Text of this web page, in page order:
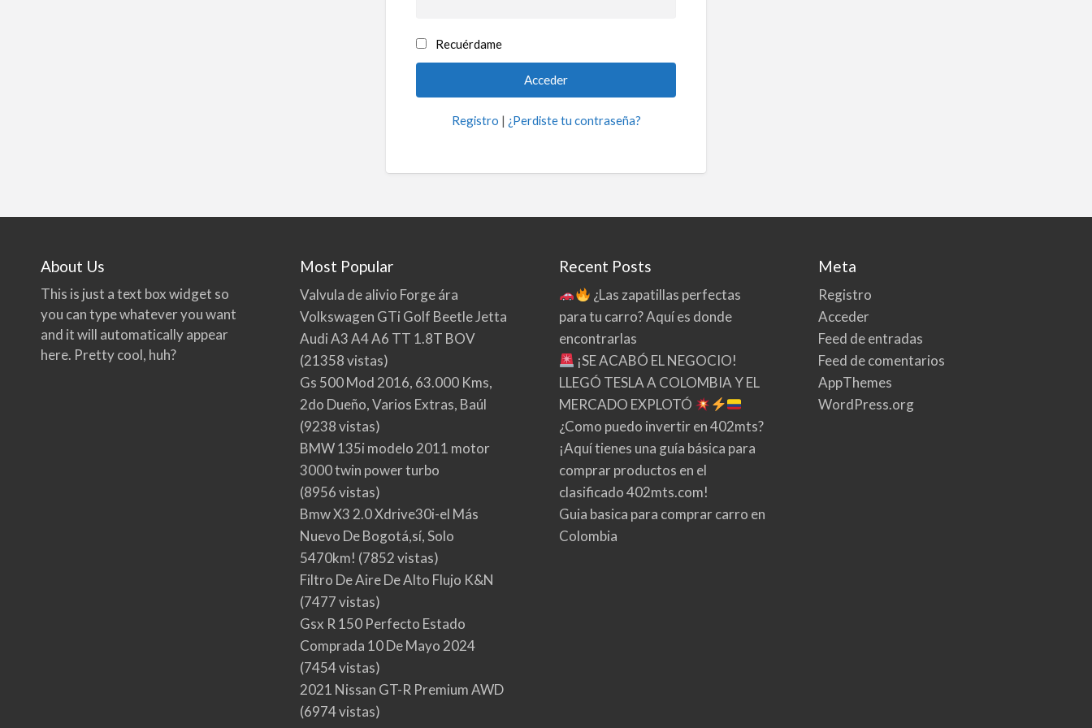
Recuérdame
Registro | ¿Perdiste tu contraseña?
About Us
This is just a text box widget so
you can type whatever you want
and it will automatically appear
here. Pretty cool, huh?
Most Popular
Valvula de alivio Forge ára
Volkswagen GTi Golf Beetle Jetta
Audi A3 A4 A6 TT 1.8T BOV
(21358 vistas)
Gs 500 Mod 2016, 63.000 Kms,
2do Dueño, Varios Extras, Baúl
(9238 vistas)
BMW 135i modelo 2011 motor
3000 twin power turbo
(8956 vistas)
Bmw X3 2.0 Xdrive30i-el Más
Nuevo De Bogotá,sí, Solo
5470km! (7852 vistas)
Filtro De Aire De Alto Flujo K&N
(7477 vistas)
Gsx R 150 Perfecto Estado
Comprada 10 De Mayo 2024
(7454 vistas)
2021 Nissan GT-R Premium AWD
(6974 vistas)
Recent Posts
¿Las zapatillas perfectas
para tu carro? Aquí es donde
encontrarlas
¡SE ACABÓ EL NEGOCIO!
LLEGÓ TESLA A COLOMBIA Y EL
MERCADO EXPLOTÓ
¿Como puedo invertir en 402mts?
¡Aquí tienes una guía básica para
comprar productos en el
clasificado 402mts.com!
Guia basica para comprar carro en
Colombia
Meta
Registro
Acceder
Feed de entradas
Feed de comentarios
AppThemes
WordPress.org